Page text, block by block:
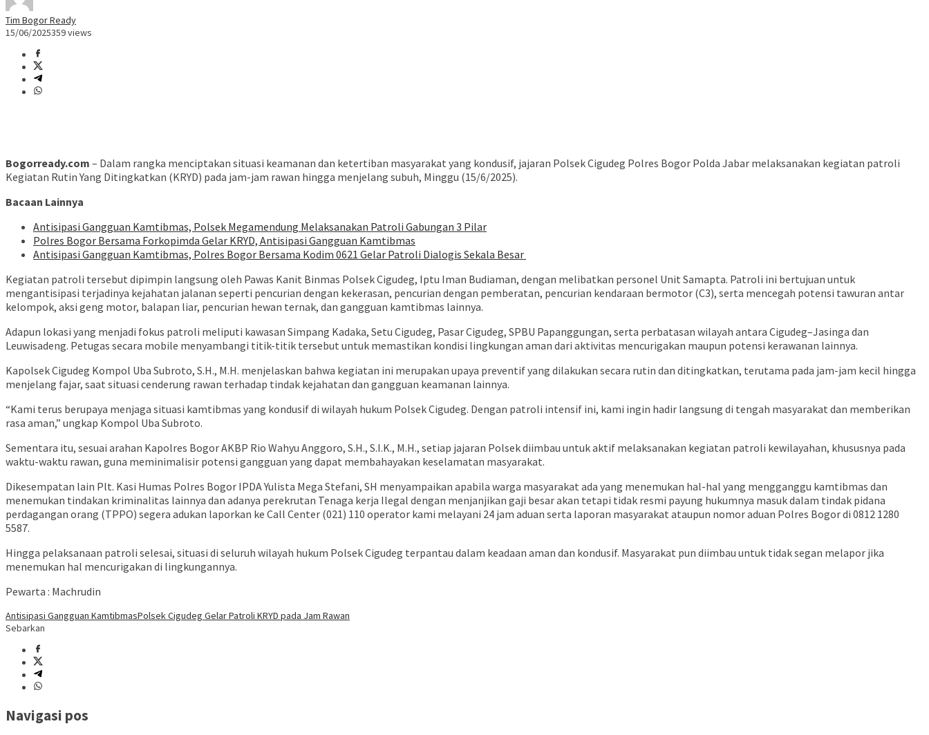
Tim Bogor Ready
15/06/2025359 views
Bogorready.com – Dalam rangka menciptakan situasi keamanan dan ketertiban masyarakat yang kondusif, jajaran Polsek Cigudeg Polres Bogor Polda Jabar melaksanakan kegiatan patroli
Kegiatan Rutin Yang Ditingkatkan (KRYD) pada jam-jam rawan hingga menjelang subuh, Minggu (15/6/2025).
Bacaan Lainnya
Antisipasi Gangguan Kamtibmas, Polsek Megamendung Melaksanakan Patroli Gabungan 3 Pilar
Polres Bogor Bersama Forkopimda Gelar KRYD, Antisipasi Gangguan Kamtibmas
Antisipasi Gangguan Kamtibmas, Polres Bogor Bersama Kodim 0621 Gelar Patroli Dialogis Sekala Besar
Kegiatan patroli tersebut dipimpin langsung oleh Pawas Kanit Binmas Polsek Cigudeg, Iptu Iman Budiaman, dengan melibatkan personel Unit Samapta. Patroli ini bertujuan untuk
mengantisipasi terjadinya kejahatan jalanan seperti pencurian dengan kekerasan, pencurian dengan pemberatan, pencurian kendaraan bermotor (C3), serta mencegah potensi tawuran antar
kelompok, aksi geng motor, balapan liar, pencurian hewan ternak, dan gangguan kamtibmas lainnya.
Adapun lokasi yang menjadi fokus patroli meliputi kawasan Simpang Kadaka, Setu Cigudeg, Pasar Cigudeg, SPBU Papanggungan, serta perbatasan wilayah antara Cigudeg–Jasinga dan
Leuwisadeng. Petugas secara mobile menyambangi titik-titik tersebut untuk memastikan kondisi lingkungan aman dari aktivitas mencurigakan maupun potensi kerawanan lainnya.
Kapolsek Cigudeg Kompol Uba Subroto, S.H., M.H. menjelaskan bahwa kegiatan ini merupakan upaya preventif yang dilakukan secara rutin dan ditingkatkan, terutama pada jam-jam kecil hingga
menjelang fajar, saat situasi cenderung rawan terhadap tindak kejahatan dan gangguan keamanan lainnya.
“Kami terus berupaya menjaga situasi kamtibmas yang kondusif di wilayah hukum Polsek Cigudeg. Dengan patroli intensif ini, kami ingin hadir langsung di tengah masyarakat dan memberikan
rasa aman,” ungkap Kompol Uba Subroto.
Sementara itu, sesuai arahan Kapolres Bogor AKBP Rio Wahyu Anggoro, S.H., S.I.K., M.H., setiap jajaran Polsek diimbau untuk aktif melaksanakan kegiatan patroli kewilayahan, khususnya pada
waktu-waktu rawan, guna meminimalisir potensi gangguan yang dapat membahayakan keselamatan masyarakat.
Dikesempatan lain Plt. Kasi Humas Polres Bogor IPDA Yulista Mega Stefani, SH menyampaikan apabila warga masyarakat ada yang menemukan hal-hal yang mengganggu kamtibmas dan
menemukan tindakan kriminalitas lainnya dan adanya perekrutan Tenaga kerja Ilegal dengan menjanjikan gaji besar akan tetapi tidak resmi payung hukumnya masuk dalam tindak pidana
perdagangan orang (TPPO) segera adukan laporkan ke Call Center (021) 110 operator kami melayani 24 jam aduan serta laporan masyarakat ataupun nomor aduan Polres Bogor di 0812 1280
5587.
Hingga pelaksanaan patroli selesai, situasi di seluruh wilayah hukum Polsek Cigudeg terpantau dalam keadaan aman dan kondusif. Masyarakat pun diimbau untuk tidak segan melapor jika
menemukan hal mencurigakan di lingkungannya.
Pewarta : Machrudin
Antisipasi Gangguan KamtibmasPolsek Cigudeg Gelar Patroli KRYD pada Jam Rawan
Sebarkan
Navigasi pos